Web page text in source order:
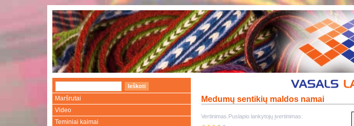
Maršrutai
Video
Teminiai kaimai
Medumų sentikių maldos namai
Vertinimas.Puslapio lankytojų įvertinimas: